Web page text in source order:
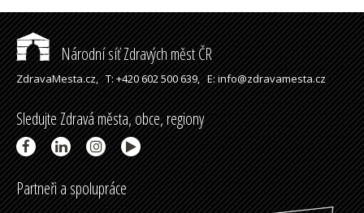
Národní síť Zdravých měst ČR
ZdravaMesta.cz,T: +420 602 500 639,E: info@zdravamesta.cz
Sledujte Zdravá města, obce, regiony
Partneři a spolupráce